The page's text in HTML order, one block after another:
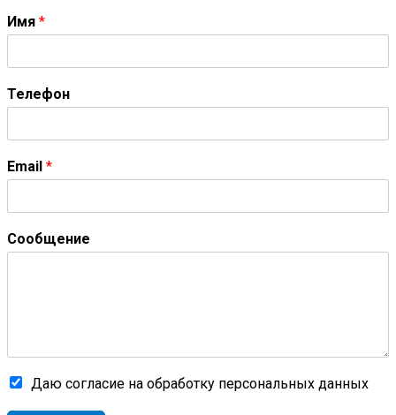
Имя *
Телефон
Email *
Сообщение
Даю согласие на обработку персональных данных